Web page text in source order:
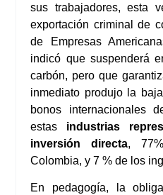
sus trabajadores, esta
exportación criminal de
de Empresas
indicó que suspenderá
carbón, pero que
inmediato produjo la
bonos internacionales
estas industrias
inversión directa,
Colombia, y 7 % de los
En pedagogía, la